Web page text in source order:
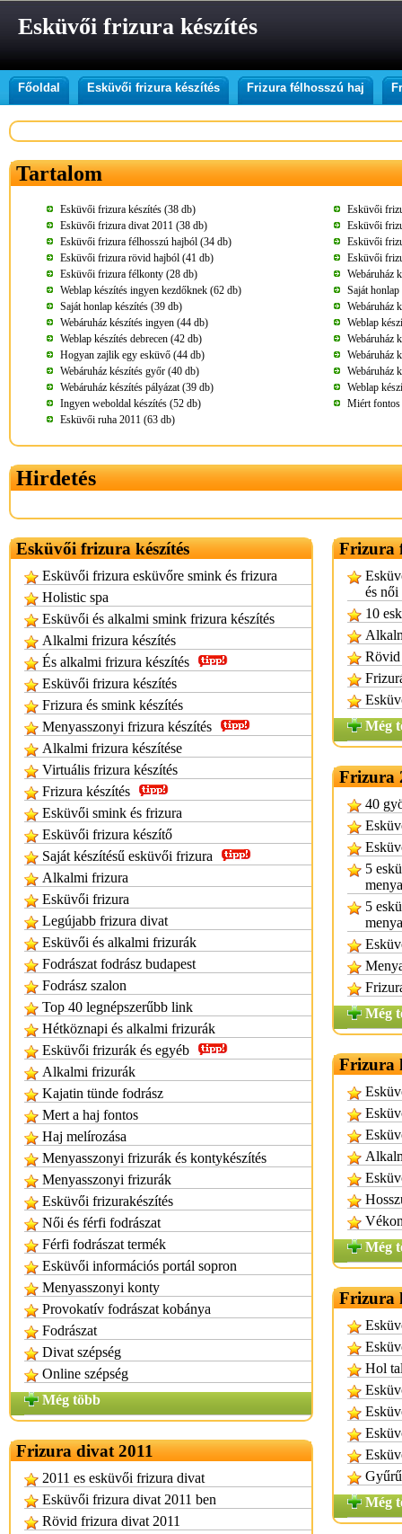
Esküvői frizura készítés
Főoldal Esküvői frizura készítés Frizura félhosszú haj
Tartalom
Esküvői frizura készítés (38 db)
Esküvői
Esküvői frizura divat 2011 (38 db)
Esküvői
Esküvői frizura félhosszú hajból (34 db)
Esküvői
Esküvői frizura rövid hajból (41 db)
Esküvői
Esküvői frizura félkonty (28 db)
Webáruház
Weblap készítés ingyen kezdőknek (62 db)
Saját
Saját honlap készítés (39 db)
Webáruház
Webáruház készítés ingyen (44 db)
Weblap
Weblap készítés debrecen (42 db)
Webáruház
Hogyan zajlik egy esküvő (44 db)
Webáruház
Webáruház készítés győr (40 db)
Webáruház
Webáruház készítés pályázat (39 db)
Weblap
Ingyen weboldal készítés (52 db)
Miért fontos
Esküvői ruha 2011 (63 db)
Hirdetés
Esküvői frizura készítés
Esküvői frizura esküvőre smink és frizura
Holistic spa
Esküvői és alkalmi smink frizura készítés
Alkalmi frizura készítés
És alkalmi frizura készítés
Esküvői frizura készítés
Frizura és smink készítés
Menyasszonyi frizura készítés
Alkalmi frizura készítése
Virtuális frizura készítés
Frizura készítés
Esküvői smink és frizura
Esküvői frizura készítő
Saját készítésű esküvői frizura
Alkalmi frizura
Esküvői frizura
Legújabb frizura divat
Esküvői és alkalmi frizurák
Fodrászat fodrász budapest
Fodrász szalon
Top 40 legnépszerűbb link
Hétköznapi és alkalmi frizurák
Esküvői frizurák és egyéb
Alkalmi frizurák
Kajatin tünde fodrász
Mert a haj fontos
Haj melírozása
Menyasszonyi frizurák és kontykészítés
Menyasszonyi frizurák
Esküvői frizurakészítés
Női és férfi fodrászat
Férfi fodrászat termék
Esküvői információs portál sopron
Menyasszonyi konty
Provokatív fodrászat kobánya
Fodrászat
Divat szépség
Online szépség
Még több
Frizura divat 2011
2011 es esküvői frizura divat
Esküvői frizura divat 2011 ben
Rövid frizura divat 2011
Frizura
és
10
Rövid
Még
Frizura
40
5
5
Még
Frizura
Még
Frizura
Hol
Még